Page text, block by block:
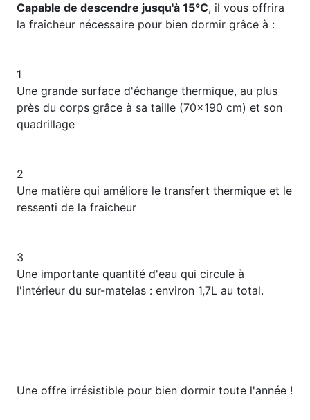
Capable de descendre jusqu'à 15°C, il vous offrira
la fraîcheur nécessaire pour bien dormir grâce à :
1
Une grande surface d'échange thermique, au plus
près du corps grâce à sa taille (70x190 cm) et son
quadrillage
2
Une matière qui améliore le transfert thermique et le
ressenti de la fraicheur
3
​Une importante quantité d'eau qui circule à
l'intérieur du sur-matelas : environ 1,7L au total.
Une offre irrésistible pour bien dormir toute l'année !